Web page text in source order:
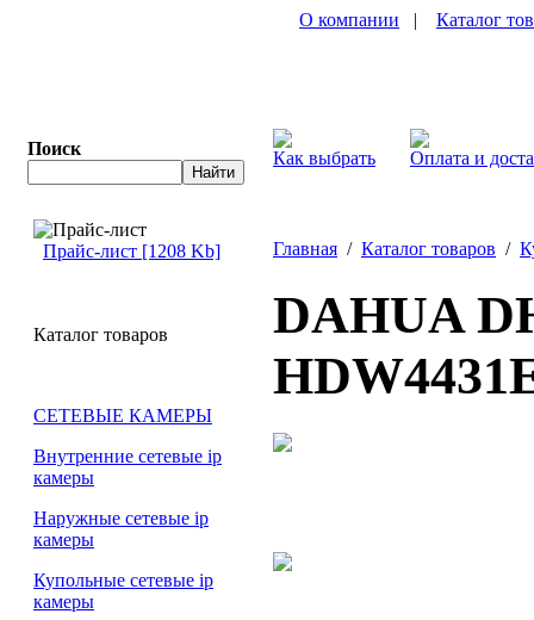
Поиск
О компании | Каталог
Как выбрать Оплата и
Прайс-лист [1208 Kb]
Каталог товаров
СЕТЕВЫЕ КАМЕРЫ
Внутренние сетевые ip
камеры
Наружные сетевые ip
камеры
Купольные сетевые ip
камеры
Главная / Каталог товаров /
DAHUA